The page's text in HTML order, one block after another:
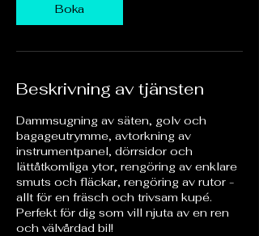
Boka
Beskrivning av tjänsten
Dammsugning av säten, golv och
bagageutrymme, avtorkning av
instrumentpanel, dörrsidor och
lättåtkomliga ytor, rengöring av enklare
smuts och fläckar, rengöring av rutor -
allt för en fräsch och trivsam kupé.
Perfekt för dig som vill njuta av en ren
och välvårdad bil!